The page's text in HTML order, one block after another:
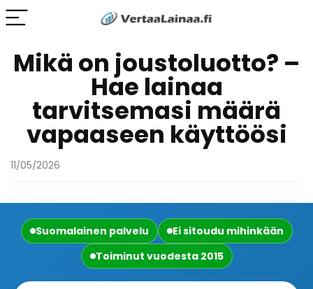
Mikä on joustoluotto? –
Hae lainaa
tarvitsemasi määrä
vapaaseen käyttöösi
11/05/2026
Suomalainen palvelu
Ei sitoudu mihinkään
Toiminut vuodesta 2015